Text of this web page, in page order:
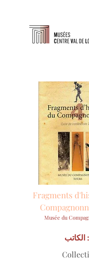
Fragments
Musée du
الكاتب :